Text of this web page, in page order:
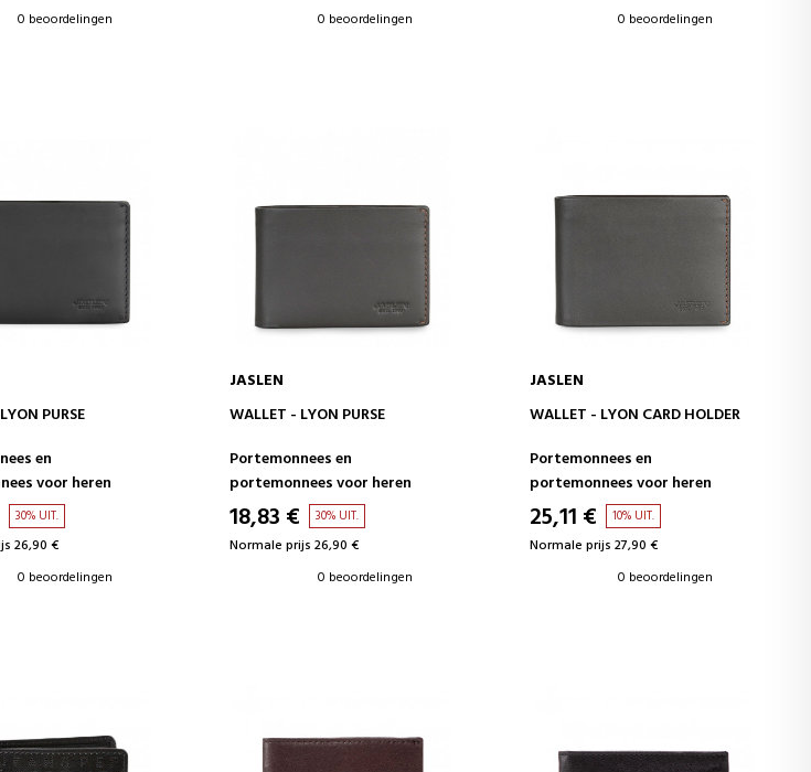
0 beoordelingen
0 beoordelingen
0 beoordelingen
PURSE
en
voor heren
30% UIT.
26,90 €
0 beoordelingen
IN WINKELWAGEN
JASLEN
WALLET - LYON PURSE
Portemonnees en
portemonnees voor heren
18,83 € 30% UIT.
Normale prijs 26,90 €
0 beoordelingen
IN WINKELWAGEN
JASLEN
WALLET - LYON CARD HOLDER
Portemonnees en
portemonnees voor heren
25,11 € 10% UIT.
Normale prijs 27,90 €
0 beoordelingen